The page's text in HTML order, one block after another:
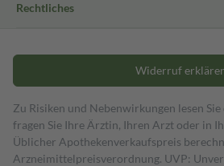
Rechtliches
Widerruf
Zu Risiken und Nebenwirkungen lesen
fragen Sie Ihre Ärztin, Ihren Arzt oder in
Üblicher Apothekenverkaufspreis
Arzneimittelpreisverordnung. UVP: